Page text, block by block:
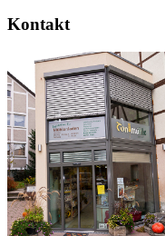
Kontakt